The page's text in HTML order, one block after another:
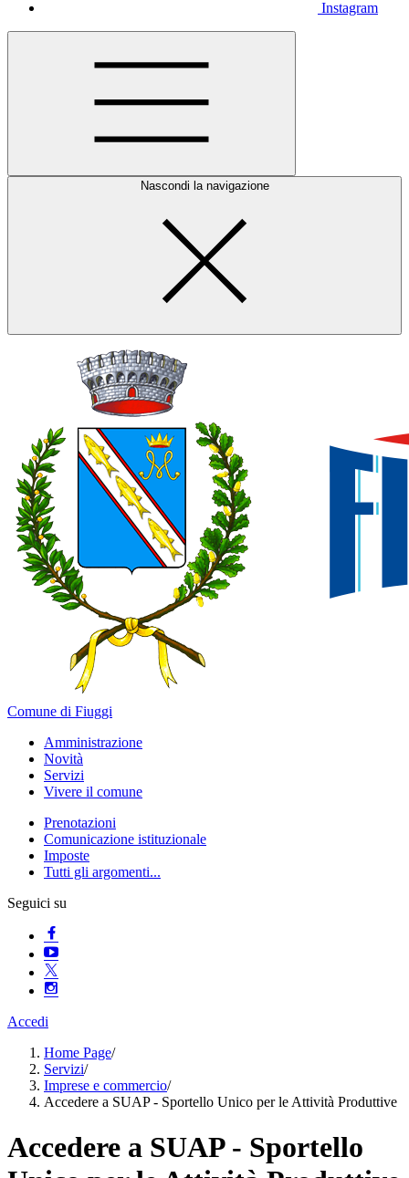
Instagram
Nascondi la navigazione
Comune di Fiuggi
Amministrazione
Novità
Servizi
Vivere il comune
Prenotazioni
Comunicazione istituzionale
Imposte
Tutti gli argomenti...
Seguici su
Accedi
Home Page/
Servizi/
Imprese e commercio/
Accedere a SUAP - Sportello Unico per le Attività Produttive
Accedere a SUAP - Sportello